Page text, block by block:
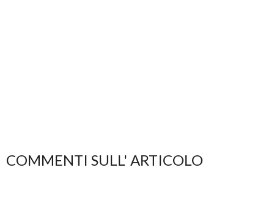
COMMENTI SULL' ARTICOLO